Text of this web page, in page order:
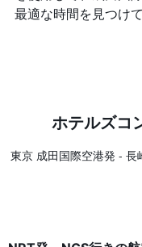
最適な時間を見つけ
ホテルズコ
東京 成田国際空港​発 -